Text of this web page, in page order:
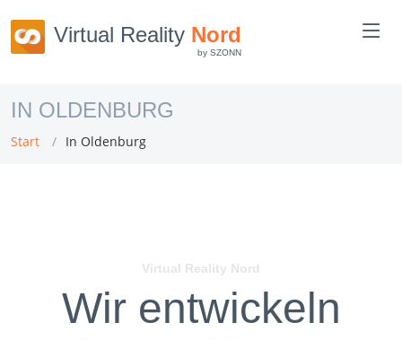
Virtual Reality Nord
by SZONN
IN OLDENBURG
Start In Oldenburg
Virtual Reality Nord
Wir entwickeln